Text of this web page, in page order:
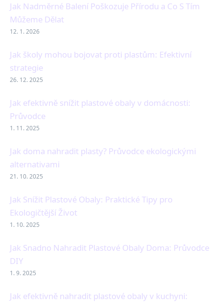
Jak Nadměrné Balení Poškozuje Přírodu a Co S Tím
Můžeme Dělat
12. 1. 2026
Jak školy mohou bojovat proti plastům: Efektivní
strategie
26. 12. 2025
Jak efektivně snížit plastové obaly v domácnosti:
Průvodce
1. 11. 2025
Jak doma nahradit plasty? Průvodce ekologickými
alternativami
21. 10. 2025
Jak Snížit Plastové Obaly: Praktické Tipy pro
Ekologičtější Život
1. 10. 2025
Jak Snadno Nahradit Plastové Obaly Doma: Průvodce
DIY
1. 9. 2025
Jak efektivně nahradit plastové obaly v kuchyni: